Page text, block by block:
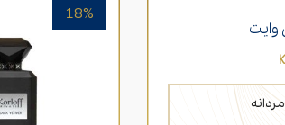
وایت
18%